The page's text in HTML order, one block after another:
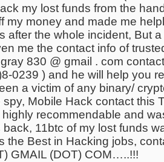
my lost funds from the
my money and made me
after the whole incident, But
me the contact info of
830 @ gmail . com
0239 ) and he will help you
a victim of any binary/
Mobile Hack contact this
highly recommendable and
back, 11btc of my lost funds
the Best in Hacking jobs,
GMAIL (DOT) COM…..!!!